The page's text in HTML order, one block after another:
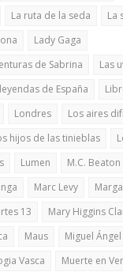
La ruta de la seda
La
Lady Gaga
de Sabrina
Las
leyendas de España
Londres
Los aires
hijos de las tinieblas
Lumen M.C. Beaton
Marc Levy
13 Mary Higgins
Maus
Miguel
Vasca
Muerte en